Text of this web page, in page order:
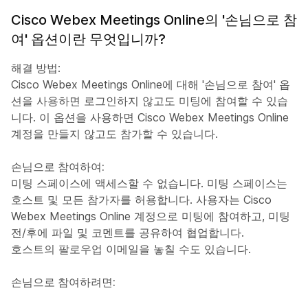
Cisco Webex Meetings Online의 '손님으로 참
여' 옵션이란 무엇입니까?
해결 방법:
Cisco Webex Meetings Online에 대해 '손님으로 참여' 옵
션을 사용하면 로그인하지 않고도 미팅에 참여할 수 있습
니다. 이 옵션을 사용하면 Cisco Webex Meetings Online
계정을 만들지 않고도 참가할 수 있습니다.
손님으로 참여하여:
미팅 스페이스에 액세스할 수 없습니다. 미팅 스페이스는
호스트 및 모든 참가자를 허용합니다. 사용자는 Cisco
Webex Meetings Online 계정으로 미팅에 참여하고, 미팅
전/후에 파일 및 코멘트를 공유하여 협업합니다.
호스트의 팔로우업 이메일을 놓칠 수도 있습니다.
손님으로 참여하려면: